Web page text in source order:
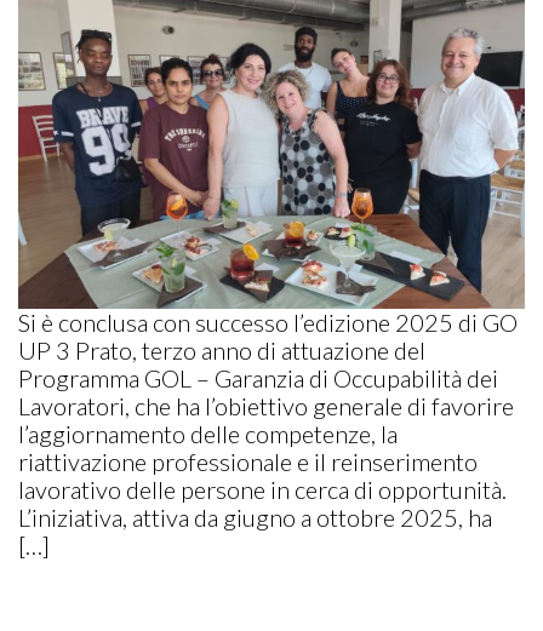
Si è conclusa con successo l’edizione 2025 di GO
UP 3 Prato, terzo anno di attuazione del
Programma GOL – Garanzia di Occupabilità dei
Lavoratori, che ha l’obiettivo generale di favorire
l’aggiornamento delle competenze, la
riattivazione professionale e il reinserimento
lavorativo delle persone in cerca di opportunità.
L’iniziativa, attiva da giugno a ottobre 2025, ha
[…]